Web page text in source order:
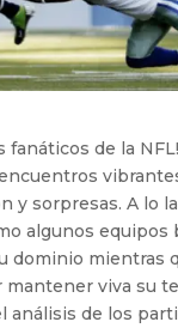
fanáticos de la
y sorpresas. A lo
algunos equipos
dominio mientras
viva su
análisis de los